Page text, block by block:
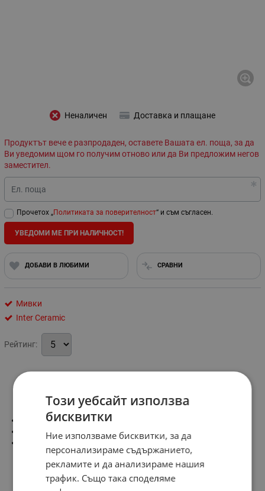
Неналичен Доставка и плащане
Продуктът вече е разпродаден, оставете Вашата ел. поща, за да
Ви уведомим щом го получим отново или да Ви предложим негов
заместител.
Ел. поща
Прочетох „Политиката за поверителност“ и съм съгласен.
УВЕДОМИ МЕ ПРИ НАЛИЧНОСТ!
ДОБАВИ В ЛЮБИМИ СРАВНИ
Мивки
Inter Ceramic
Рейтинг:
Размер:760x390
Дълбочина:
Този уебсайт използва
бисквитки
Ние използваме бисквитки, за да
персонализираме съдържанието,
рекламите и да анализираме нашия
трафик. Също така споделяме